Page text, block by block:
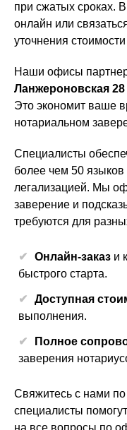
при сжатых сроках.
онлайн или
уточнения
Наши офисы
Ланжероновская 28
Это экономит ваше
нотариальном
Специалисты
более чем 50
легализацией. Мы
заверение и
требуются для
Онлайн-заказ и
быстрого старта.
Доступная
выполнения.
Полное
заверения
Свяжитесь с нами
специалисты
на все вопросы по